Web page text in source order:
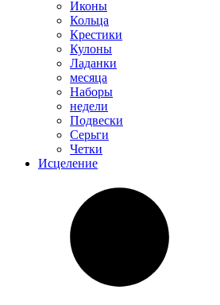
Иконы
Кольца
Крестики
Кулоны
Ладанки
месяца
Наборы
недели
Подвески
Серьги
Четки
Исцеление